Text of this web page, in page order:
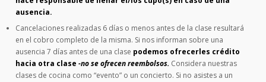
ausencia.
Cancelaciones realizadas 6 días o menos antes de la clase resultará
en el cobro completo de la misma. Si nos informan sobre una
ausencia 7 días antes de una clase podemos ofrecerles crédito
hacia otra clase-no se ofrecen reembolsos. Considera nuestras
clases de cocina como “evento” o un concierto. Si no asistes a un